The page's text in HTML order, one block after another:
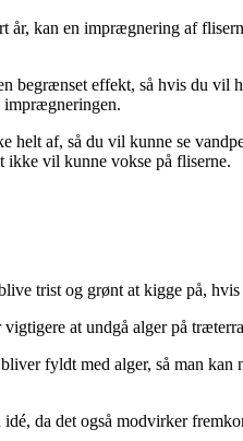
år, kan en imprægnering af
begrænset effekt, så hvis du vil
imprægneringen.
af, så du vil kunne se
ikke vil kunne vokse på fliserne.
trist og grønt at kigge på,
at undgå alger på
fyldt med alger, så man kan
da det også modvirker